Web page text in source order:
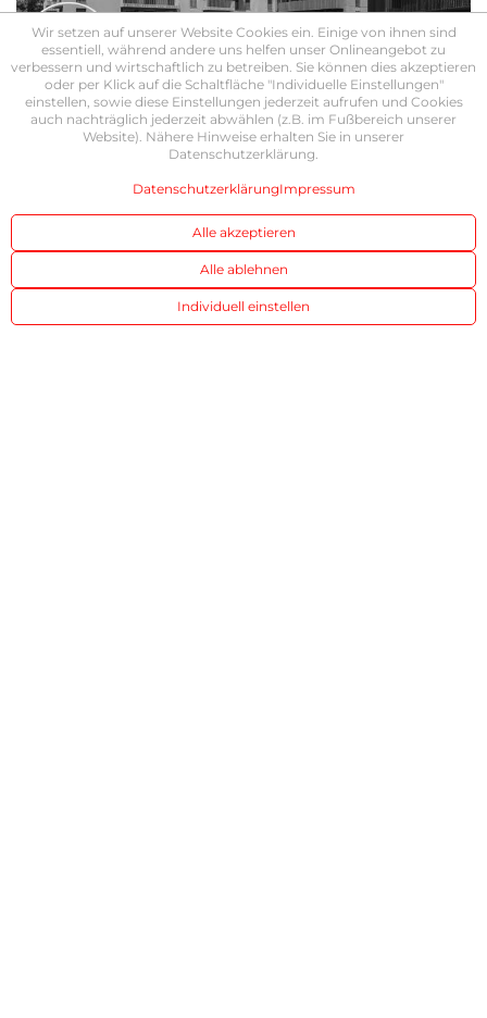
Wir setzen auf unserer Website Cookies ein. Einige von ihnen sind
essentiell, während andere uns helfen unser Onlineangebot zu
verbessern und wirtschaftlich zu betreiben. Sie können dies akzeptieren
oder per Klick auf die Schaltfläche "Individuelle Einstellungen"
einstellen, sowie diese Einstellungen jederzeit aufrufen und Cookies
auch nachträglich jederzeit abwählen (z.B. im Fußbereich unserer
Website). Nähere Hinweise erhalten Sie in unserer
Datenschutzerklärung.
DatenschutzerklärungImpressum
Alle akzeptieren
Alle ablehnen
Individuell einstellen